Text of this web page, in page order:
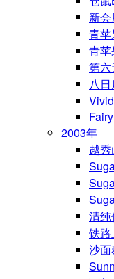
新会
青苹
青苹
第
八
2003年
越秀
清
铁
沙